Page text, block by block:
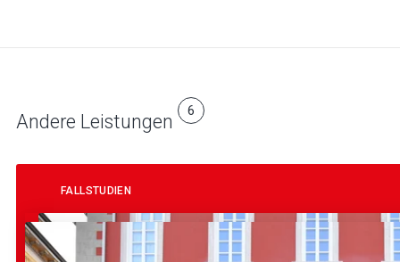
Andere Leistungen 6
FALLSTUDIEN